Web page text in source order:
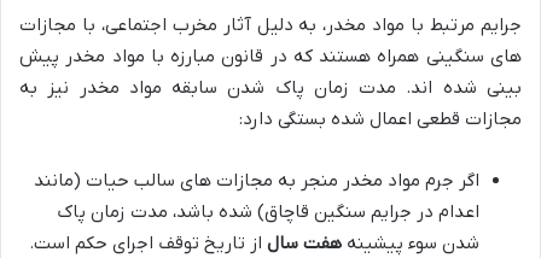
جرایم مرتبط با مواد مخدر، به دلیل آثار مخرب اجتماعی، با مجازات
های سنگینی همراه هستند که در قانون مبارزه با مواد مخدر پیش
بینی شده اند. مدت زمان پاک شدن سابقه مواد مخدر نیز به
مجازات قطعی اعمال شده بستگی دارد:
اگر جرم مواد مخدر منجر به مجازات های سالب حیات (مانند
اعدام در جرایم سنگین قاچاق) شده باشد، مدت زمان پاک
شدن سوء پیشینه هفت سال از تاریخ توقف اجرای حکم است.